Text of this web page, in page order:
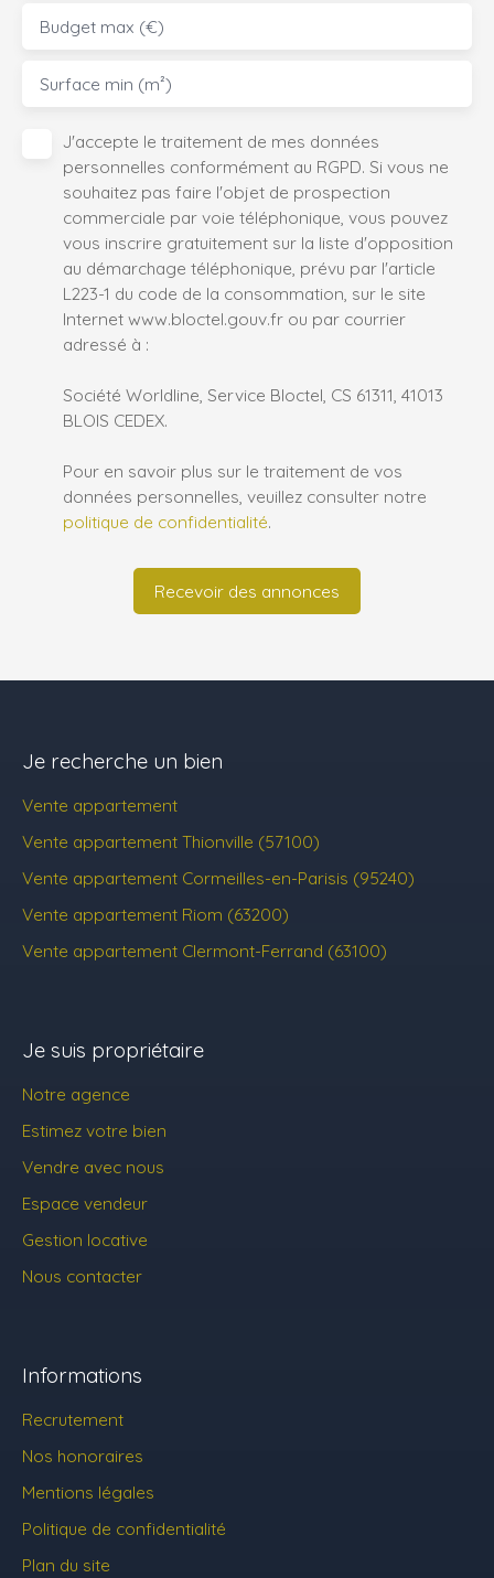
Budget max (€)
Surface min (m²)
J'accepte le traitement de mes données
personnelles conformément au RGPD. Si vous ne
souhaitez pas faire l'objet de prospection
commerciale par voie téléphonique, vous pouvez
vous inscrire gratuitement sur la liste d'opposition
au démarchage téléphonique, prévu par l'article
L223-1 du code de la consommation, sur le site
Internet www.bloctel.gouv.fr ou par courrier
adressé à :
Société Worldline, Service Bloctel, CS 61311, 41013
BLOIS CEDEX.
Pour en savoir plus sur le traitement de vos
données personnelles, veuillez consulter notre
politique de confidentialité.
Recevoir des annonces
Je recherche un bien
Vente appartement
Vente appartement Thionville (57100)
Vente appartement Cormeilles-en-Parisis (95240)
Vente appartement Riom (63200)
Vente appartement Clermont-Ferrand (63100)
Je suis propriétaire
Notre agence
Estimez votre bien
Vendre avec nous
Espace vendeur
Gestion locative
Nous contacter
Informations
Recrutement
Nos honoraires
Mentions légales
Politique de confidentialité
Plan du site